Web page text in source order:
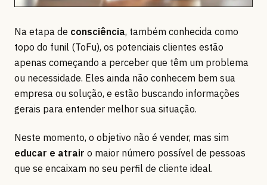
Na etapa de consciência, também conhecida como
topo do funil (ToFu), os potenciais clientes estão
apenas começando a perceber que têm um problema
ou necessidade. Eles ainda não conhecem bem sua
empresa ou solução, e estão buscando informações
gerais para entender melhor sua situação.
Neste momento, o objetivo não é vender, mas sim
educar e atrair o maior número possível de pessoas
que se encaixam no seu perfil de cliente ideal.